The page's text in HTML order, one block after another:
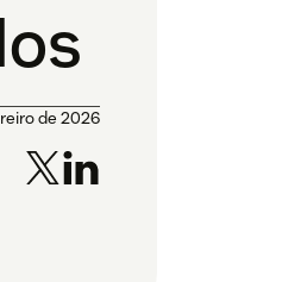
de 2026